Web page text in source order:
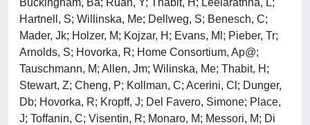
Buckingham, Ba; Ruan, Y; Thabit, H; Leelarathna, L;
Hartnell, S; Willinska, Me; Dellweg, S; Benesch, C;
Mader, Jk; Holzer, M; Kojzar, H; Evans, Ml; Pieber, Tr;
Arnolds, S; Hovorka, R; Home Consortium, Ap@;
Tauschmann, M; Allen, Jm; Wilinska, Me; Thabit, H;
Stewart, Z; Cheng, P; Kollman, C; Acerini, Cl; Dunger,
Db; Hovorka, R; Kropff, J; Del Favero, Simone; Place,
J; Toffanin, C; Visentin, R; Monaro, M; Messori, M; Di